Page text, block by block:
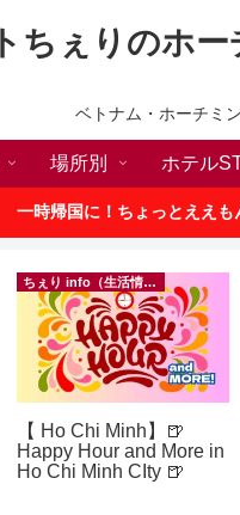
ちぇりのホ
ベトナム・ホーチミ
場所別 ホテル
一時帰国に！ちょっとええも
ちぇり info（生活情報）
【 Ho Chi Minh】🍺
Happy Hour and More in
Ho Chi Minh CIty 🍺